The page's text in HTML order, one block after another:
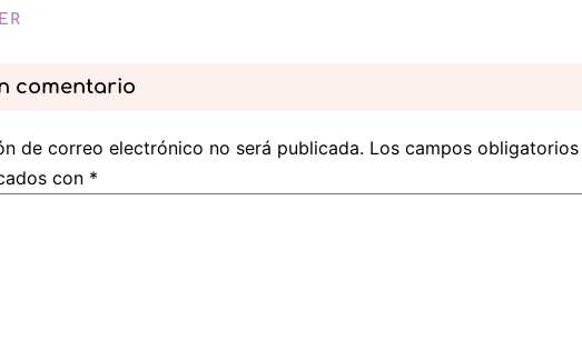
comentario
de correo electrónico no será publicada. Los campos obligatorios
con *